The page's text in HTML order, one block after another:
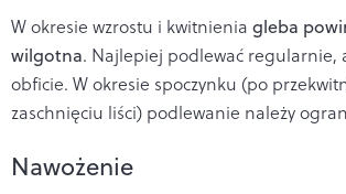
W okresie wzrostu i kwitnienia gleba
wilgotna. Najlepiej podlewać regularnie,
obficie. W okresie spoczynku (po
zaschnięciu liści) podlewanie należy
Nawożenie